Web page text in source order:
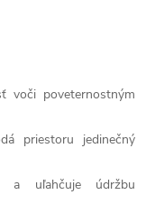
voči poveternostným
priestoru jedinečný
uľahčuje údržbu